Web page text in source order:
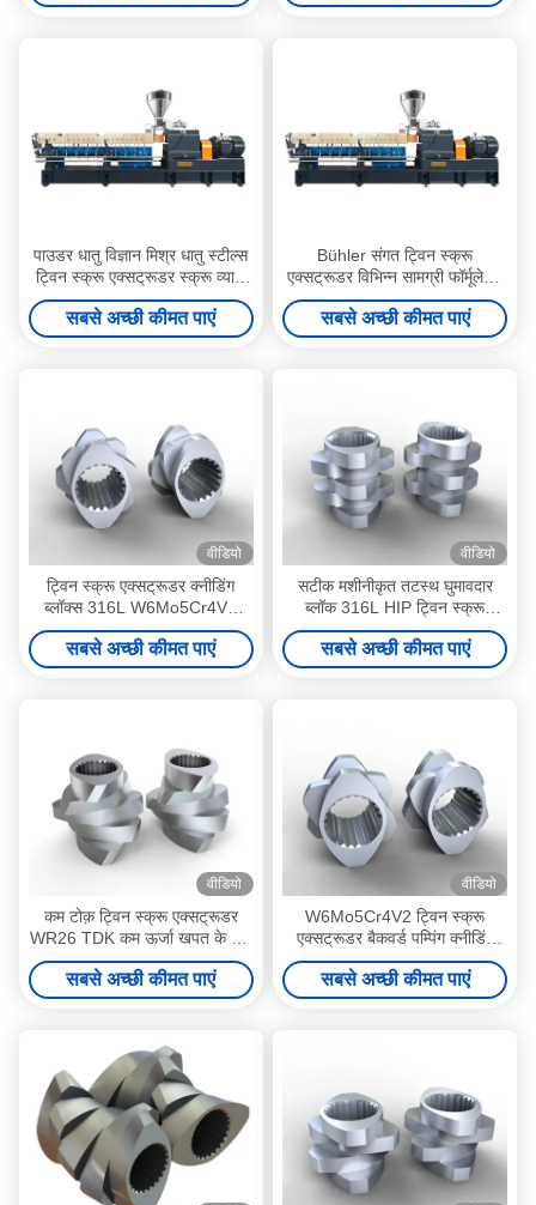
पाउडर धातु विज्ञान मिश्र धातु स्टील्स
ट्विन स्क्रू एक्सट्रूडर स्क्रू व्यास
रेंज Φ10 मिमी Φ500 मिमी मिश्रण के
लिए अनुकूलित
सबसे अच्छी कीमत पाएं
Bühler संगत ट्विन स्क्रू
एक्सट्रूडर विभिन्न सामग्री फॉर्मूलेशन
और प्रक्रिया परिस्थितियों के अनुकूल
सबसे अच्छी कीमत पाएं
वीडियो
ट्विन स्क्रू एक्सट्रूडर क्नीडिंग
ब्लॉक्स 316L W6Mo5Cr4V2
स्प्लिनेड कनेक्शन बैकवर्ड पंपिंग
सबसे अच्छी कीमत पाएं
वीडियो
सटीक मशीनीकृत तटस्थ घुमावदार
ब्लॉक 316L HIP ट्विन स्क्रू
एक्सट्रूडर पार्ट्स
सबसे अच्छी कीमत पाएं
वीडियो
कम टोक़ ट्विन स्क्रू एक्सट्रूडर
WR26 TDK कम ऊर्जा खपत के लिए
स्क्रू तत्व
सबसे अच्छी कीमत पाएं
वीडियो
W6Mo5Cr4V2 ट्विन स्क्रू
एक्सट्रूडर बैकवर्ड पम्पिंग क्नीडिंग
ब्लॉक फॉर प्लास्टिक इंजीनियरिंग
सबसे अच्छी कीमत पाएं